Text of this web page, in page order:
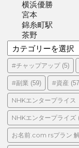
横浜優勝
宮本
錦糸町駅
茶野
テ
ゴ
リ
ー
#チャップアップ(5)
#副業 (59) #資産
NHKエンタープライス
NHKエンタープライズ
お名前.com rsプラン